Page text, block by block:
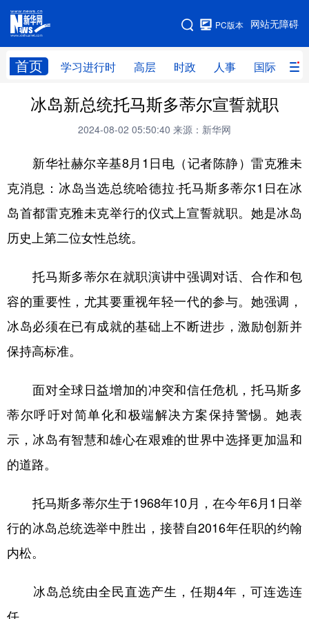
网站无障碍
PC版本
首页 学习进行时 高层 时政 人事 国际 财
网站地图
学习进行时 高层 时政 人事
财经 网评
台湾 思客智库 全球连线 教育
科技 科创 量子 体育
文化 书画 健康 军事
法律 中央文件 金融 汽车
食品 人居 信息化 数字经济
学术中国 乡村振兴 银龄 溯源中国
彩票 娱乐 时尚 悦读
公益 一带一路 亚太网 上市公司
地方频道
北京 天津 河北 山西
浙江 安徽 福建 江西
冰岛新总统托马斯多蒂尔宣誓就职
2024-08-02 05:50:40 来源：新华网
新华社赫尔辛基8月1日电（记者陈静）雷克雅未
克消息：冰岛当选总统哈德拉·托马斯多蒂尔1日在冰
岛首都雷克雅未克举行的仪式上宣誓就职。她是冰岛
历史上第二位女性总统。
托马斯多蒂尔在就职演讲中强调对话、合作和包
容的重要性，尤其要重视年轻一代的参与。她强调，
冰岛必须在已有成就的基础上不断进步，激励创新并
保持高标准。
面对全球日益增加的冲突和信任危机，托马斯多
蒂尔呼吁对简单化和极端解决方案保持警惕。她表
示，冰岛有智慧和雄心在艰难的世界中选择更加温和
的道路。
托马斯多蒂尔生于1968年10月，在今年6月1日举
行的冰岛总统选举中胜出，接替自2016年任职的约翰
内松。
冰岛总统由全民直选产生，任期4年，可连选连
任。